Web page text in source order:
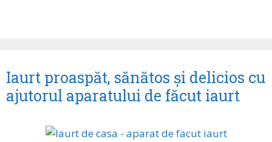
Iaurt proaspăt, sănătos și delicios cu
ajutorul aparatului de făcut iaurt